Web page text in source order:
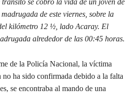
se cobró la vida de un joven de
de este viernes, sobre la
kilómetro 12 ½, lado Acaray. El
alrededor de las 00:45 horas.
de la Policía Nacional, la víctima
ha sido confirmada debido a la falta
se encontraba al mando de una